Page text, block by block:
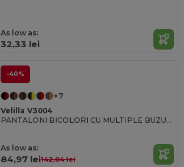
As low as:
32,33 lei
-40%
+7
Velilla V3004
PANTALONI BICOLORI CU MULTIPLE BUZUNARE
As low as:
84,97 lei142,04 lei